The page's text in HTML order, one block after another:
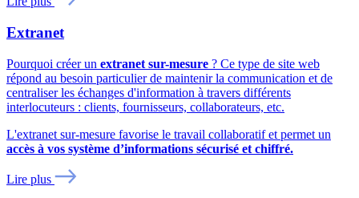
Extranet
Pourquoi créer un extranet sur-mesure ? Ce type de site web
répond au besoin particulier de maintenir la communication et de
centraliser les échanges d'information à travers différents
interlocuteurs : clients, fournisseurs, collaborateurs, etc.
L'extranet sur-mesure favorise le travail collaboratif et permet un
accès à vos système d’informations sécurisé et chiffré.
Lire plus